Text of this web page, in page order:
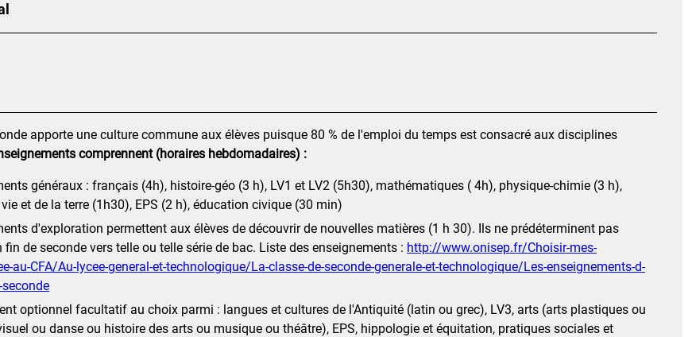
apporte une culture commune aux élèves puisque 80 % de l'emploi du temps est consacré aux disciplines
comprennent (horaires hebdomadaires) :
généraux : français (4h), histoire-géo (3 h), LV1 et LV2 (5h30), mathématiques ( 4h), physique-chimie (3 h),
et de la terre (1h30), EPS (2 h), éducation civique (30 min)
d'exploration permettent aux élèves de découvrir de nouvelles matières (1 h 30). Ils ne prédéterminent pas
de seconde vers telle ou telle série de bac. Liste des enseignements : http://www.onisep.fr/Choisir-mes-
au-CFA/Au-lycee-general-et-technologique/La-classe-de-seconde-generale-et-technologique/Les-enseignements-d-
optionnel facultatif au choix parmi : langues et cultures de l'Antiquité (latin ou grec), LV3, arts (arts plastiques ou
ou danse ou histoire des arts ou musique ou théâtre), EPS, hippologie et équitation, pratiques sociales et